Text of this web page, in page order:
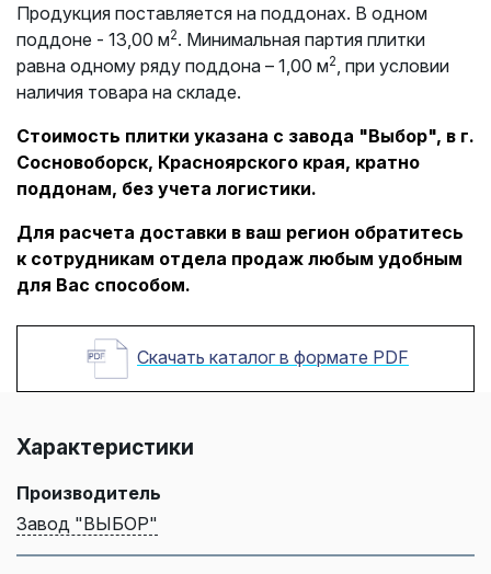
Продукция поставляется на поддонах. В одном
поддоне - 13,00 м2. Минимальная партия плитки
равна одному ряду поддона – 1,00 м2 , при условии
наличия товара на складе.
Стоимость плитки указана с завода "Выбор", в г.
Сосновоборск, Красноярского края, кратно
поддонам, без учета логистики.
Для расчета доставки в ваш регион обратитесь
к сотрудникам отдела продаж любым удобным
для Вас способом.
Скачать каталог в формате PDF
Характеристики
Производитель
Завод "ВЫБОР"